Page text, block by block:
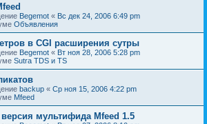
Begemot « Вс дек 24, 2006 6:49 pm
Объявления
в CGI расширения сутры
Begemot « Вт ноя 28, 2006 5:28 pm
Sutra TDS и TS
backup « Ср ноя 15, 2006 4:22 pm
Mfeed
мультифида Mfeed 1.5